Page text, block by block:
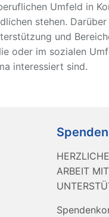
Umfeld in
stehen. Darüber
und
oder im sozialen
interessiert sind.
Spenden
ARBEIT